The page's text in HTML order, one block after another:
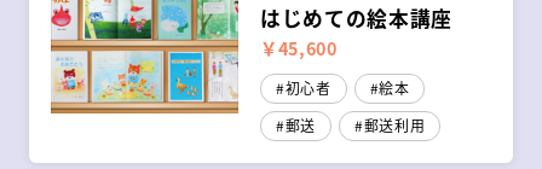
はじめての絵本講座
￥45,600
初心者
絵本
郵送
郵送利用